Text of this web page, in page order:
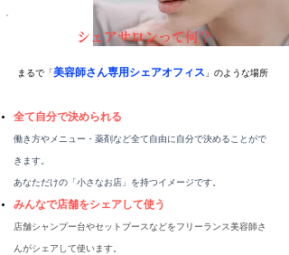
シェアサロンって何？
まるで「美容師さん専用シェアオフィス 」のような場所
全て自分で決められる
働き方やメニュー・薬剤など全て自由に自分で決めることがで
きます。​
あなただけの「小さなお店」を持つイメージです。
みんなで店舗をシェアして使う
店舗シャンプー台やセットブースなどをフリーランス美容師さ
んがシェアして使います。